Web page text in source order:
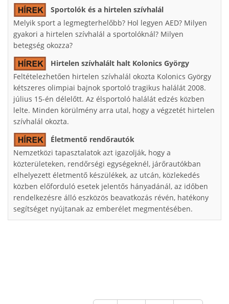
Sportolók és a hirtelen szívhalál
Melyik sport a legmegterhelőbb? Hol legyen AED? Milyen
gyakori a hirtelen szívhalál a sportolóknál? Milyen
betegség okozza?
Hirtelen szívhalált halt Kolonics György
Feltételezhetően hirtelen szívhalál okozta Kolonics György
kétszeres olimpiai bajnok sportoló tragikus halálát 2008.
július 15-én délelőtt. Az élsportoló halálát edzés közben
lelte. Minden körülmény arra utal, hogy a végzetét hirtelen
szívhalál okozta.
Életmentő rendőrautók
Nemzetközi tapasztalatok azt igazolják, hogy a
közterületeken, rendőrségi egységeknél, járőrautókban
elhelyezett életmentő készülékek, az utcán, közlekedés
közben előforduló esetek jelentős hányadánál, az időben
rendelkezésre álló eszközös beavatkozás révén, hatékony
segítséget nyújtanak az emberélet megmentésében.